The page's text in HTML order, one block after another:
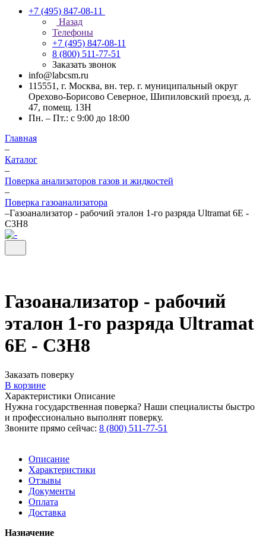
+7 (495) 847-08-11
Назад
Телефоны
+7 (495) 847-08-11
8 (800) 511-77-51
Заказать звонок
info@labcsm.ru
115551, г. Москва, вн. тер. г. муниципальный округ
Орехово-Борисово Северное, Шипиловский проезд, д.
47, помещ. 13Н
Пн. – Пт.: с 9:00 до 18:00
Главная
–
Каталог
–
Поверка анализаторов газов и жидкостей
–
Поверка газоанализатора
–Газоанализатор - рабочий эталон 1-го разряда Ultramat 6Е -
C3H8
Газоанализатор - рабочий
эталон 1-го разряда Ultramat
6Е - C3H8
Заказать поверку
В корзине
Характеристики Описание
Нужна государственная поверка? Наши специалисты быстро
и профессионально выполнят поверку.
Звоните прямо сейчас: 8 (800) 511-77-51
Описание
Характеристики
Отзывы
Документы
Оплата
Доставка
Назначение